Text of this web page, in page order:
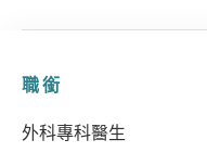
職銜
外科專科醫生